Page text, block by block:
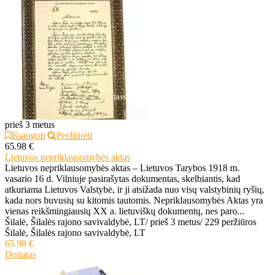
prieš 3 metus
Išsaugoti
Peržiūrėti
65.98 €
Lietuvos nepriklausomybės aktas
Lietuvos nepriklausomybės aktas – Lietuvos Tarybos 1918 m.
vasario 16 d. Vilniuje pasirašytas dokumentas, skelbiantis, kad
atkuriama Lietuvos Valstybė, ir ji atsižada nuo visų valstybinių ryšių,
kada nors buvusių su kitomis tautomis. Nepriklausomybės Aktas yra
vienas reikšmingiausių XX a. lietuviškų dokumentų, nes paro...
Šilalė, Šilalės rajono savivaldybė, LT/ prieš 3 metus/ 229 peržiūros
Šilalė, Šilalės rajono savivaldybė, LT
65.98 €
Donatas